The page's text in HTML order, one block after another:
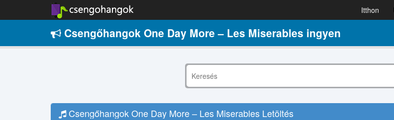
Itthon
Csengőhangok One Day More – Les Miserables ingyen
Csengőhangok One Day More – Les Miserables Letöltés